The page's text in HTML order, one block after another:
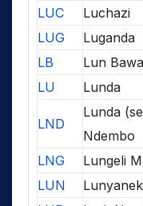
LUC
Luchazi
LUG
Luganda
LB
Lun
LU
Lunda
LND
Lunda
Ndembo
LNG
Lungeli
LUN